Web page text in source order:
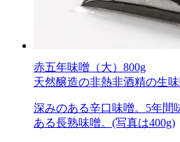
赤五年味噌（大）800g
天然醸造の非熱非酒精の生
深みのある辛口味噌。5年間
ある長熟味噌。(写真は400g)